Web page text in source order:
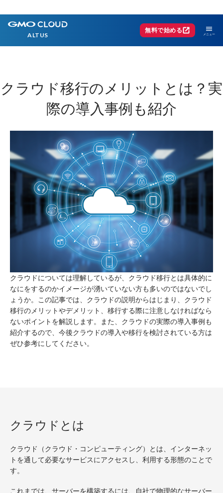
ALTUS
無料で始めるopen_in_new menu
クラウド移行のメリットとは？ 実
際の導入事例も紹介
クラウドについては理解しているが、クラウド移行とは具体的に
なにをするのかイメージが湧いていない方も多いのではないでし
ょうか。
この記事では、クラウドの説明からはじまり、クラウド
移行のメリットやデメリット、移行する際に注意しなければなら
ないポイントを解説します。
また、クラウドの実際の導入事例も
紹介するので、今後クラウドの導入や移行を検討されている方は
ぜひ参考にしてください。
クラウドとは
クラウド（クラウド・コンピューティング）とは、インターネッ
トを通して必要なサービスにアクセスし、利用する形態のことで
す。
これまでは、サーバーを構築するには、自社で物理的なサーバー